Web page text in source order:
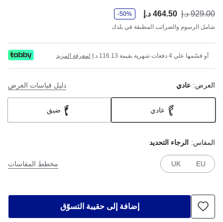
929.00 د.إ 464.50 د.إ
-50%
شامل الرسوم والضرائب المطبقة في بلدك
أو قسّمها علي 4 دفعات شهرية بقيمة 116.13 د.إ لمعرفة المزيد
العرض: عادي دليل قياسات العرض
عادي ضيق
مخطط المقاسات
المقاس: الرجاء التحديد
EU
UK
إضافة إلى حقيبة التسوّق